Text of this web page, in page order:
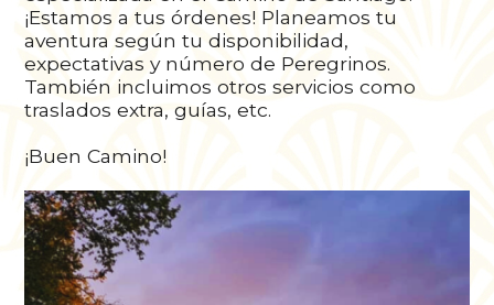
¡Estamos a tus órdenes! Planeamos tu
aventura según tu disponibilidad,
expectativas y número de Peregrinos.
También incluimos otros servicios como
traslados extra, guías, etc.
¡Buen Camino!